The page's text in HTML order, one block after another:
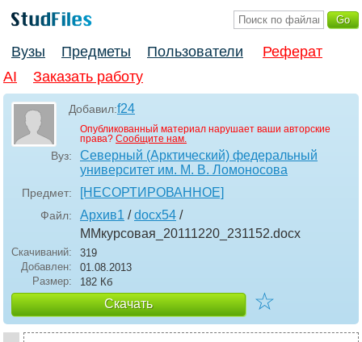
Вузы Предметы Пользователи
Реферат
AI
Заказать работу
Добавил:f24
Опубликованный материал нарушает ваши авторские
права? Сообщите нам.
Вуз:
Северный (Арктический) федеральный
университет им. М. В. Ломоносова
Предмет: [НЕСОРТИРОВАННОЕ]
Файл: Архив1 /docx54 /
ММкурсовая_20111220_231152.docx
Скачиваний:
319
Добавлен:
01.08.2013
Размер:
182 Кб
Скачать ☆